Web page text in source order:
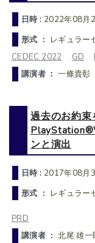
日時 : 2022年08月
形式 ： レギュラー
CEDEC 2022
GD
講演者 ：一條貴彰
過去のお約束
ンと演出
日時 : 2017年08月
形式 ： レギュラー
PRD
講演者 ：北尾 雄一